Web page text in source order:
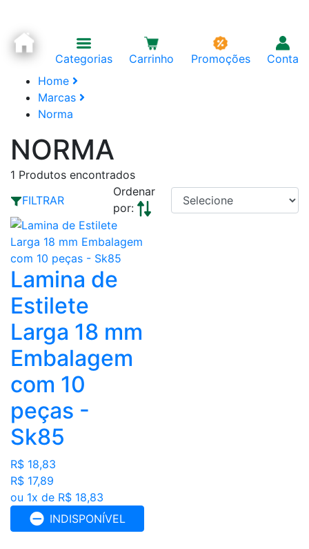
Categorias Carrinho Promoções
Conta
Home
Marcas
Norma
NORMA
1 Produtos encontrados
FILTRAR
Ordenar
por:
Lamina de
Estilete
Larga 18 mm
Embalagem
com 10
peças -
Sk85
R$ 18,83
R$ 17,89
ou 1x de R$ 18,83
INDISPONÍVEL